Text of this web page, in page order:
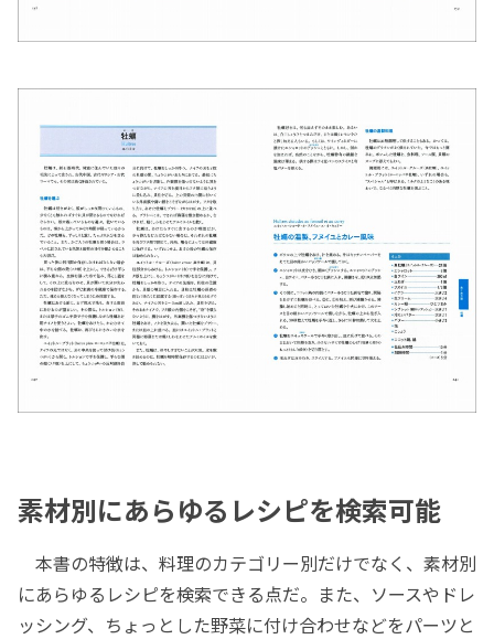
素材別にあらゆるレシピを検索可能
本書の特徴は、料理のカテゴリー別だけでなく、素材別
にあらゆるレシピを検索できる点だ。また、ソースやドレ
ッシング、ちょっとした野菜に付け合わせなどをパーツと